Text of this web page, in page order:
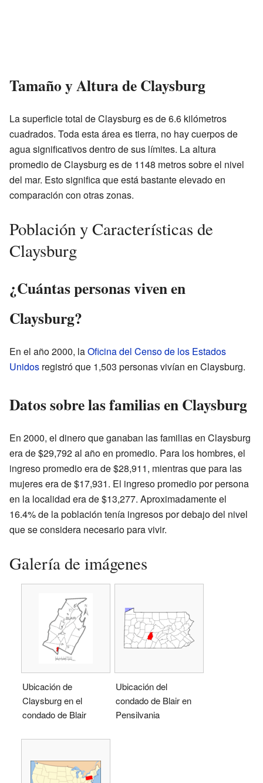
Tamaño y Altura de Claysburg
La superficie total de Claysburg es de 6.6 kilómetros
cuadrados. Toda esta área es tierra, no hay cuerpos de
agua significativos dentro de sus límites. La altura
promedio de Claysburg es de 1148 metros sobre el nivel
del mar. Esto significa que está bastante elevado en
comparación con otras zonas.
Población y Características de
Claysburg
¿Cuántas personas viven en
Claysburg?
En el año 2000, laOficina del Censo de los Estados
Unidos registró que 1,503 personas vivían en Claysburg.
Datos sobre las familias en Claysburg
En 2000, el dinero que ganaban las familias en Claysburg
era de $29,792 al año en promedio. Para los hombres, el
ingreso promedio era de $28,911, mientras que para las
mujeres era de $17,931. El ingreso promedio por persona
en la localidad era de $13,277. Aproximadamente el
16.4% de la población tenía ingresos por debajo del nivel
que se considera necesario para vivir.
Galería de imágenes
Ubicación de
Claysburg en el
condado de Blair
Ubicación del
condado de Blair en
Pensilvania